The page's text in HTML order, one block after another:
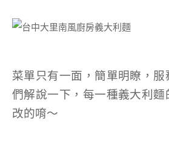
菜單只有一面，簡單明瞭，
們解說一下，每一種義大利麵
改的唷～